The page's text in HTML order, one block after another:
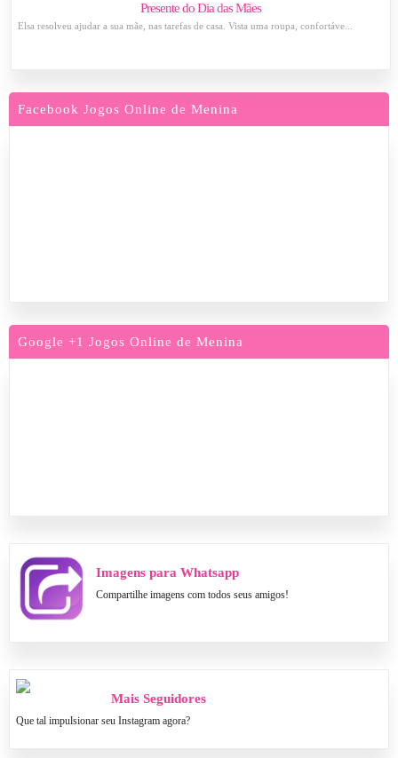
Presente do Dia das Mães
Elsa resolveu ajudar a sua mãe, nas tarefas de casa. Vista uma roupa, confortáve...
Facebook Jogos Online de Menina
Google +1 Jogos Online de Menina
Imagens para Whatsapp
Compartilhe imagens com todos seus amigos!
Mais Seguidores
Que tal impulsionar seu Instagram agora?